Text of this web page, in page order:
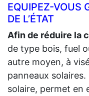
EQUIPEZ-VOUS
DE L’ÉTAT
Afin de réduire la
de type bois, fuel
autre moyen, à
panneaux solaires.
solaire, permet en